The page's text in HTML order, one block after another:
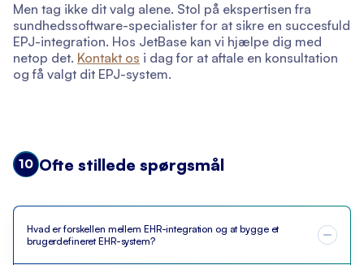
Men tag ikke dit valg alene. Stol på ekspertisen fra
sundhedssoftware-specialister for at sikre en succesfuld
EPJ-integration. Hos JetBase kan vi hjælpe dig med
netop det. Kontakt os i dag for at aftale en konsultation
og få valgt dit EPJ-system.
10 Ofte stillede spørgsmål
Hvad er forskellen mellem EHR-integration og at bygge et
brugerdefineret EHR-system?